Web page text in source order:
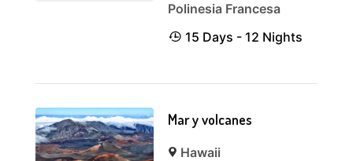
Polinesia Francesa
15 Days - 12 Nights
Mar y volcanes
Hawaii